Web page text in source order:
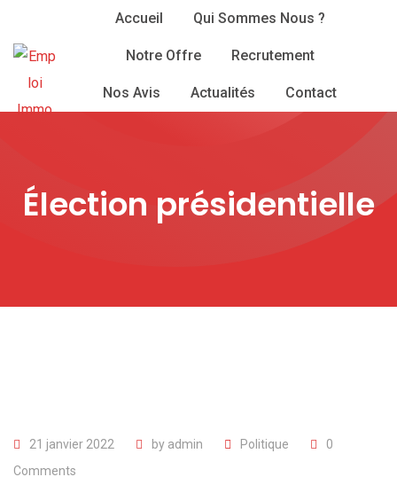
content
Accueil Qui Sommes Nous ?
Notre Offre Recrutement
Nos Avis Actualités Contact
Élection présidentielle
21 janvier 2022 by admin Politique
0
Comments